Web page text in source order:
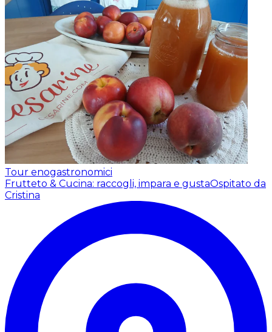
Tour enogastronomici
Frutteto & Cucina: raccogli, impara e gustaOspitato da
Cristina